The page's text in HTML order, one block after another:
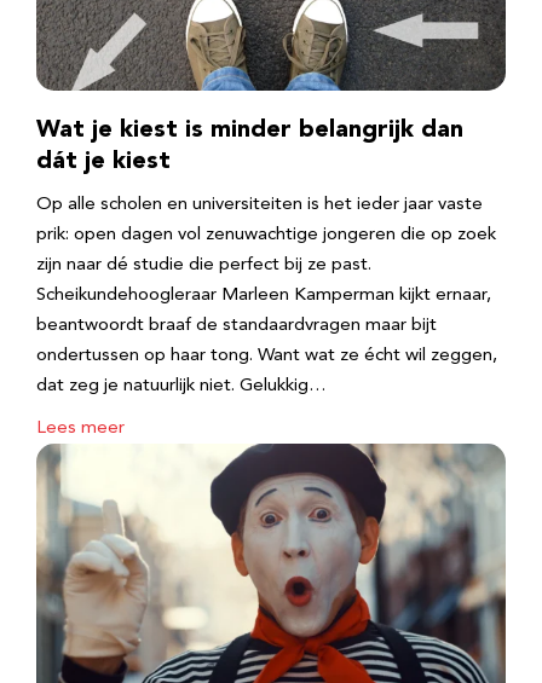
Wat je kiest is minder belangrijk dan
dát je kiest
Op alle scholen en universiteiten is het ieder jaar vaste
prik: open dagen vol zenuwachtige jongeren die op zoek
zijn naar dé studie die perfect bij ze past.
Scheikundehoogleraar Marleen Kamperman kijkt ernaar,
beantwoordt braaf de standaardvragen maar bijt
ondertussen op haar tong. Want wat ze écht wil zeggen,
dat zeg je natuurlijk niet. Gelukkig…
Lees meer